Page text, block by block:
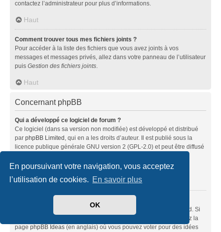
En poursuivant votre navigation, vous acceptez
l’utilisation de cookies. En savoir plus
OK
contactez l’administrateur pour plus d’informations.
Haut
Comment trouver tous mes fichiers joints ?
Pour accéder à la liste des fichiers que vous avez joints à vos
messages et messages privés, allez dans votre panneau de l’utilisateur
puis Gestion des fichiers joints.
Haut
Concernant phpBB
Qui a développé ce logiciel de forum ?
Ce logiciel (dans sa version non modifiée) est développé et distribué
par phpBB Limited, qui en a les droits d’auteur. Il est publié sous la
licence publique générale GNU version 2 (GPL-2.0) et peut être diffusé
À propos de phpBB» (en anglais).
Haut
Ce logiciel a été développé et mis sous licence par phpBB Limited. Si
vous pensez qu’une fonctionnalité nécessite d’être ajoutée, visitez la
page phpBB Ideas (en anglais) où vous pouvez voter pour des idées